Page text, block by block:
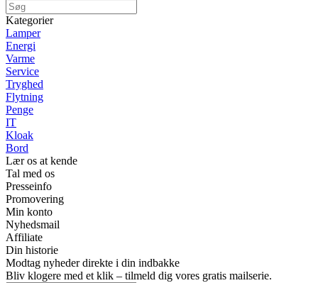
Kategorier
Lamper
Energi
Varme
Service
Tryghed
Flytning
Penge
IT
Kloak
Bord
Lær os at kende
Tal med os
Presseinfo
Promovering
Min konto
Nyhedsmail
Affiliate
Din historie
Modtag nyheder direkte i din indbakke
Bliv klogere med et klik – tilmeld dig vores gratis mailserie.